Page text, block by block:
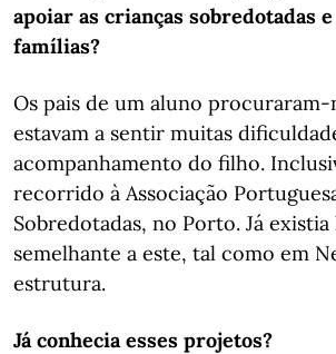
apoiar as crianças sobredotadas
famílias?
Os pais de um aluno
estavam a sentir muitas
acompanhamento do filho.
recorrido à Associação
Sobredotadas, no Porto. Já
semelhante a este, tal como em
estrutura.
Já conhecia esses projetos?